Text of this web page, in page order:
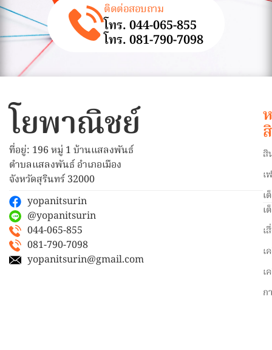
ติดต่อสอบถาม
โทร. 044-065-855
โทร. 081-790-7098
โยพาณิชย์
ที่อยู่: 196 หมู่ 1 บ้านแสลงพันธ์
ตำบลแสลงพันธ์ อำเภอเมือง
จังหวัดสุรินทร์ 32000
yopanitsurin
@yopanitsurin
044-065-855
081-790-7098
yopanitsurin@gmail.com
สิ
เ
เ
เ
เ
เ
เ
ก